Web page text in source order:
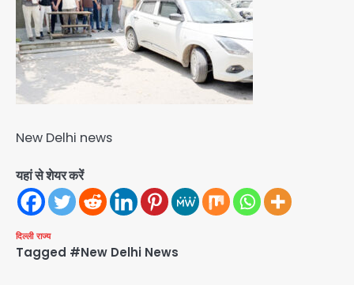
New Delhi news
यहां से शेयर करें
दिल्ली राज्य
Tagged #New Delhi News